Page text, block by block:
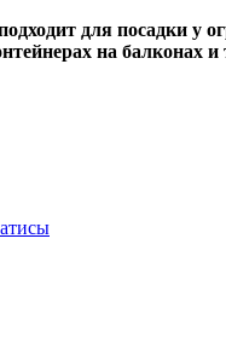
для посадки
на балконах